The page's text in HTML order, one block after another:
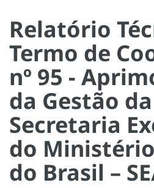
Relatório
Termo de
nº 95 -
da Gestão da
Secretaria
do
do Brasil –